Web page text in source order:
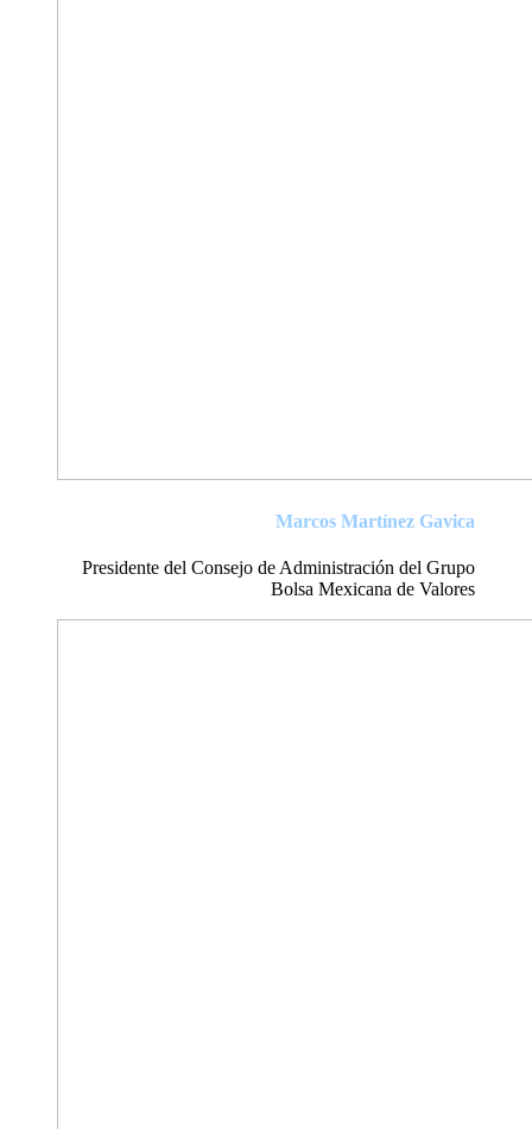
Marcos Martínez Gavica
Presidente del Consejo de Administración del Grupo
Bolsa Mexicana de Valores